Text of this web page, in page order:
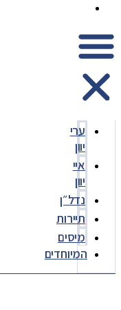
ערי
יוון
איי
יוון
נדל״ן
תיירות
מיסים
המיוחדים